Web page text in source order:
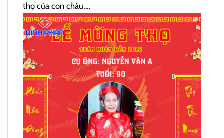
thọ của con cháu,…